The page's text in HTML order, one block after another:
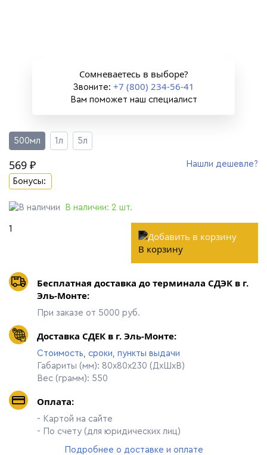
Сомневаетесь в выборе?
Звоните: +7 (800) 234-56-41
Вам поможет наш специалист
500мл 1л 5л
569 ₽
Нашли дешевле?
Бонусы:
В наличии: 2 шт.
В корзину
Бесплатная доставка до терминала СДЭК в г.
Эль-Монте:
При заказе от 5000 руб.
Доставка СДЕК в г. Эль-Монте:
Стоимость, сроки, пункты выдачи
Габариты (мм): 80х80х230 (ДхШхВ)
Вес (грамм): 550
Оплата:
- Картой на сайте
- По счету (для юридических лиц)
Подробнее о доставке и оплате